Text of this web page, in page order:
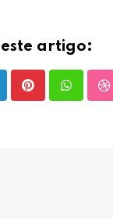
artigo:
PinterestWhatsapp